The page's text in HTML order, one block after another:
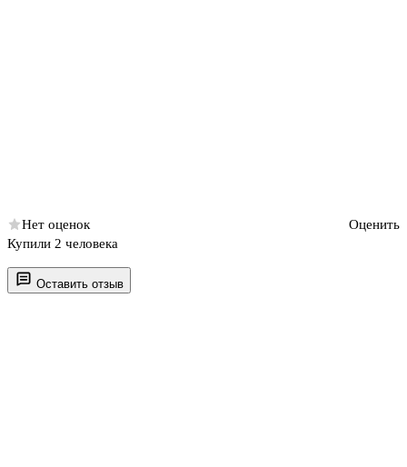
Оставить отзыв
Нет оценок
Оценить
Купили 2 человека